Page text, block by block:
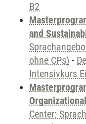
B2
and
ohne CPs) -
Intensivkurs
Center: